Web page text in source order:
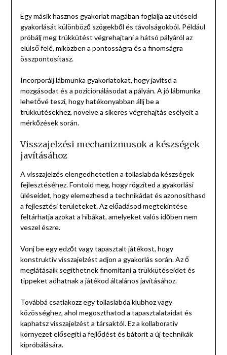
Egy másik hasznos gyakorlat magában foglalja az ütéseid
gyakorlását különböző szögekből és távolságokból. Például
próbálj meg trükkütést végrehajtani a hátsó pályáról az
elülső felé, miközben a pontosságra és a finomságra
összpontosítasz.
Incorporálj lábmunka gyakorlatokat, hogy javítsd a
mozgásodat és a pozicionálásodat a pályán. A jó lábmunka
lehetővé teszi, hogy hatékonyabban állj be a
trükkütésekhez, növelve a sikeres végrehajtás esélyeit a
mérkőzések során.
Visszajelzési mechanizmusok a készségek
javításához
A visszajelzés elengedhetetlen a tollaslabda készségek
fejlesztéséhez. Fontold meg, hogy rögzíted a gyakorlási
üléseidet, hogy elemezhesd a technikádat és azonosíthasd
a fejlesztési területeket. Az előadásod megtekintése
feltárhatja azokat a hibákat, amelyeket valós időben nem
veszel észre.
Vonj be egy edzőt vagy tapasztalt játékost, hogy
konstruktív visszajelzést adjon a gyakorlás során. Az ő
meglátásaik segíthetnek finomítani a trükkütéseidet és
tippeket adhatnak a játékod általános javításához.
Továbbá csatlakozz egy tollaslabda klubhoz vagy
közösséghez, ahol megoszthatod a tapasztalataidat és
kaphatsz visszajelzést a társaktól. Ez a kollaboratív
környezet elősegíti a fejlődést és bátorít a új technikák
kipróbálására.